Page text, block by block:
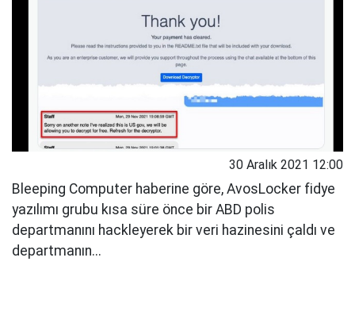
30 Aralık 2021 12:00
Bleeping Computer haberine göre, AvosLocker fidye
yazılımı grubu kısa süre önce bir ABD polis
departmanını hackleyerek bir veri hazinesini çaldı ve
departmanın...